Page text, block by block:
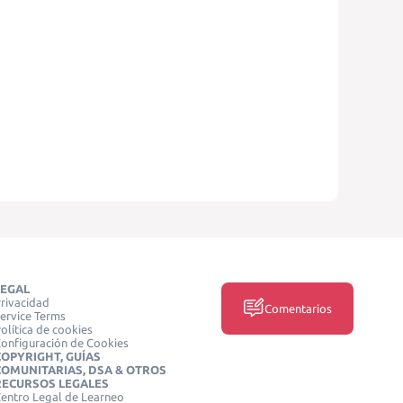
Terms
de cookies
de Cookies
GUÍAS
DSA & OTROS
LEGALES
Legal de Learneo
Comentarios